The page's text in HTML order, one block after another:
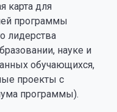
карта для
программы
лидерства
науке и
обучающихся,
проекты с
программы).